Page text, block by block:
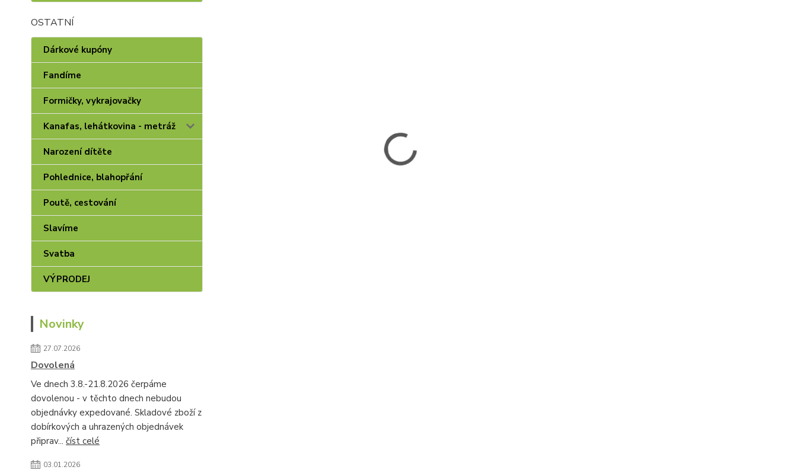
OSTATNÍ
Dárkové kupóny
Fandíme
Formičky, vykrajovačky
Kanafas, lehátkovina - metráž
Narození dítěte
Pohlednice, blahopřání
Poutě, cestování
Slavíme
Svatba
VÝPRODEJ
Novinky
27.07.2026
Dovolená
Ve dnech 3.8.-21.8.2026 čerpáme
dovolenou - v těchto dnech nebudou
objednávky expedované. Skladové zboží z
dobírkových a uhrazených objednávek
připrav... číst celé
03.01.2026